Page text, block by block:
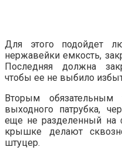
Для этого подойдет
нержавейки емкость,
Последняя должна
чтобы ее не выбило
Вторым обязательным
выходного патрубка,
еще не разделенный на
крышке делают
штуцер.